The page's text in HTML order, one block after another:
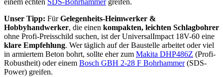
einem echten SDS-Bohrhammergreifen.
Unser Tipp: FürGelegenheits-Heimwerker &
Hobbyhandwerker, die einen kompakten, leichten Schlagbohrer
ohne Profi-Preisschild suchen, ist der UniversalImpact 18V-60 eine
klare Empfehlung. Wer täglich auf der Baustelle arbeitet oder viel
in armiertem Beton bohrt, sollte eher zum Makita DHP486Z (Profi-
Robustheit) oder einem Bosch GBH 2-28 F Bohrhammer(SDS-
Power) greifen.